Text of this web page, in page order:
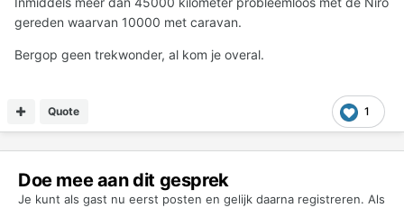
gereden waarvan 10000 met caravan.
Bergop geen trekwonder, al kom je overal.
1
Quote
Doe mee aan dit gesprek
Je kunt als gast nu eerst posten en gelijk daarna registreren. Als